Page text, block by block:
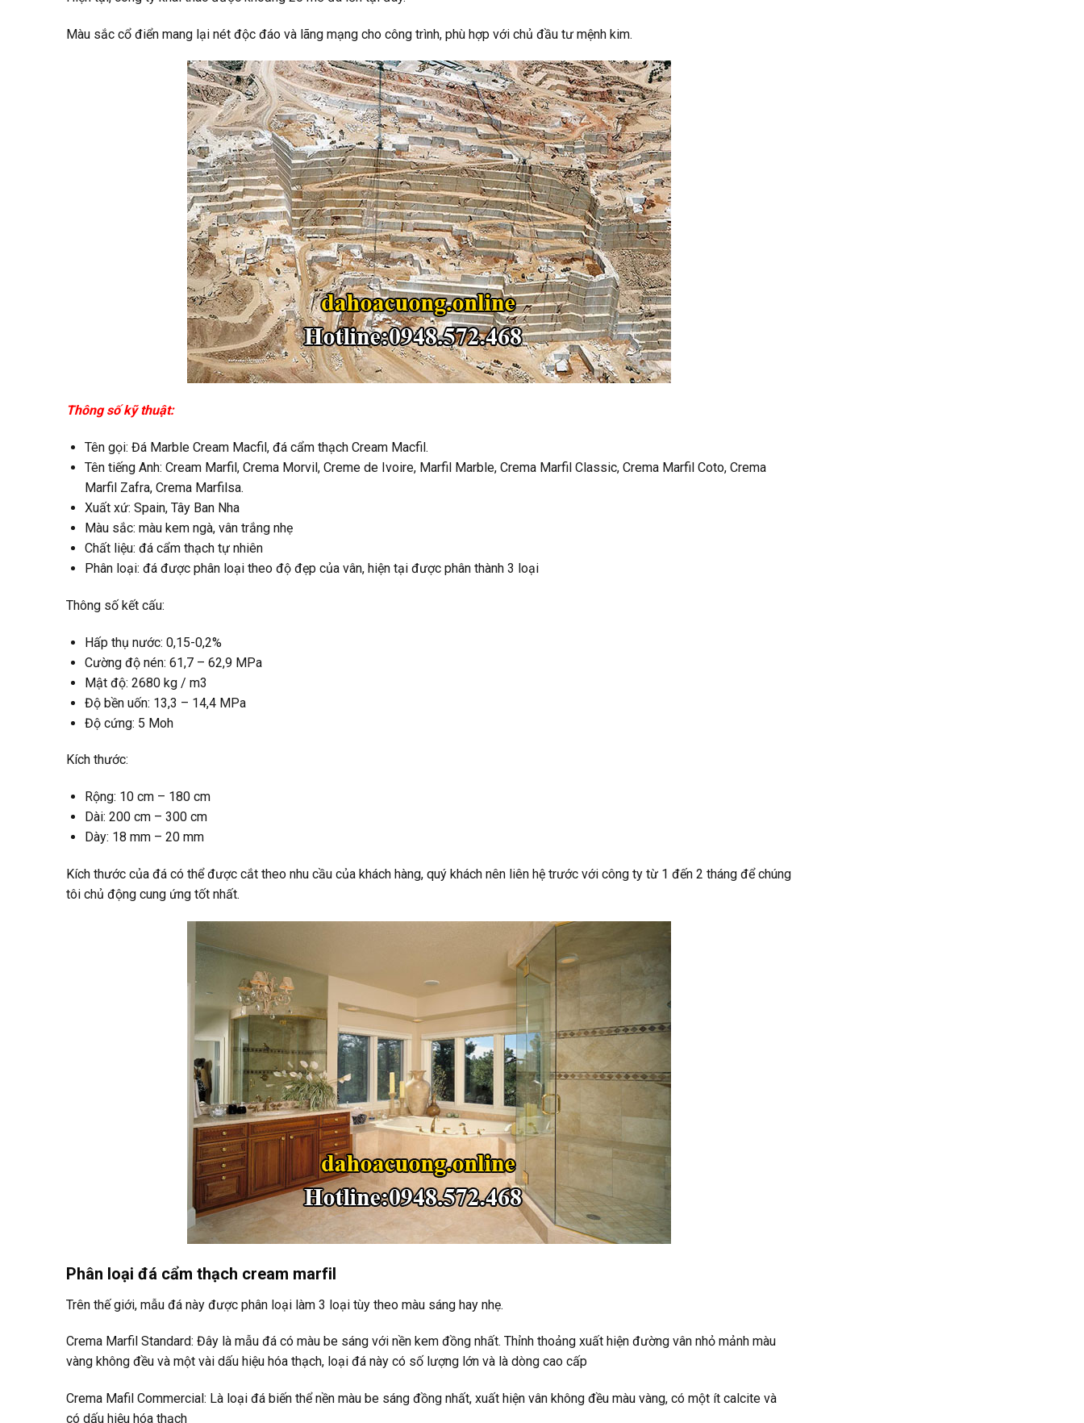
Màu sắc cổ điển mang lại nét độc đáo và lãng mạng cho công trình, phù hợp với chủ đầu tư mệnh kim.
Thông số kỹ thuật:
Tên gọi: Đá Marble Cream Macfil, đá cẩm thạch Cream Macfil.
Tên tiếng Anh: Cream Marfil, Crema Morvil, Creme de Ivoire, Marfil Marble, Crema Marfil Classic, Crema Marfil Coto, Crema
Marfil Zafra, Crema Marfilsa.
Xuất xứ: Spain, Tây Ban Nha
Màu sắc: màu kem ngà, vân trắng nhẹ
Chất liệu: đá cẩm thạch tự nhiên
Phân loại: đá được phân loại theo độ đẹp của vân, hiện tại được phân thành 3 loại
Thông số kết cấu:
Hấp thụ nước: 0,15-0,2%
Cường độ nén: 61,7 – 62,9 MPa
Mật độ: 2680 kg / m3
Độ bền uốn: 13,3 – 14,4 MPa
Độ cứng: 5 Moh
Kích thước:
Rộng: 10 cm – 180 cm
Dài: 200 cm – 300 cm
Dày: 18 mm – 20 mm
Kích thước của đá có thể được cắt theo nhu cầu của khách hàng, quý khách nên liên hệ trước với công ty từ 1 đến 2 tháng để chúng
tôi chủ động cung ứng tốt nhất.
Phân loại đá cẩm thạch cream marfil
Trên thế giới, mẫu đá này được phân loại làm 3 loại tùy theo màu sáng hay nhẹ.
Crema Marfil Standard: Đây là mẫu đá có màu be sáng với nền kem đồng nhất. Thỉnh thoảng xuất hiện đường vân nhỏ mảnh màu
vàng không đều và một vài dấu hiệu hóa thạch, loại đá này có số lượng lớn và là dòng cao cấp
Crema Mafil Commercial: Là loại đá biến thể nền màu be sáng đồng nhất, xuất hiện vân không đều màu vàng, có một ít calcite và
có dấu hiệu hóa thạch